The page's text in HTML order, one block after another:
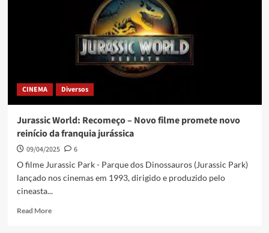
CINEMA Diversos
Jurassic World: Recomeço – Novo filme promete novo
reinício da franquia jurássica
09/04/2025
6
O filme Jurassic Park - Parque dos Dinossauros (Jurassic Park)
lançado nos cinemas em 1993, dirigido e produzido pelo
cineasta...
Read More